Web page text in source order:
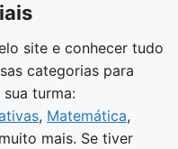
site e conhecer tudo
categorias para
turma:
, Matemática,
mais. Se tiver